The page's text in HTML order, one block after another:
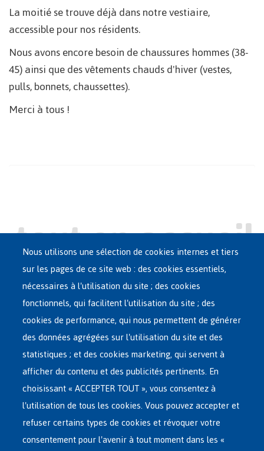
La moitié se trouve déjà dans notre vestiaire,
accessible pour nos résidents.
Nous avons encore besoin de chaussures hommes (38-
45) ainsi que des vêtements chauds d'hiver (vestes,
pulls, bonnets, chaussettes).
Merci à tous !
Main
French
Menu
ASILE EN BELGIQUE
RÉSEAU D'ACCUEIL
RETOUR VOLONTAIRE
INTERNATIONAL
À PROPOS DE FEDASIL
Nous utilisons une sélection de cookies internes et tiers
sur les pages de ce site web : des cookies essentiels,
nécessaires à l'utilisation du site ; des cookies
fonctionnels, qui facilitent l'utilisation du site ; des
cookies de performance, qui nous permettent de générer
des données agrégées sur l'utilisation du site et des
statistiques ; et des cookies marketing, qui servent à
afficher du contenu et des publicités pertinents. En
choisissant « ACCEPTER TOUT », vous consentez à
l'utilisation de tous les cookies. Vous pouvez accepter et
refuser certains types de cookies et révoquer votre
consentement pour l'avenir à tout moment dans les «